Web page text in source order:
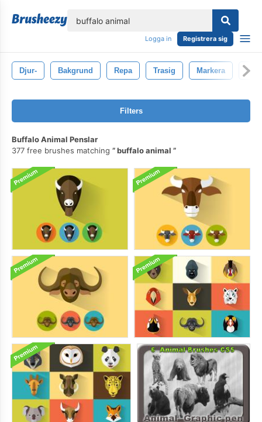
Logga in Registrera sig
Djur- Bakgrund Repa Trasig Markera
Filters
Buffalo Animal Penslar
377 free brushes matching
buffalo animal